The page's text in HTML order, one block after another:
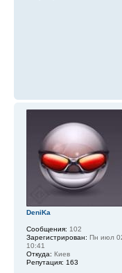
DeniKa
Сообщения: 102
Зарегистрирован: Пн июл
10:41
Откуда: Киев
Репутация: 163